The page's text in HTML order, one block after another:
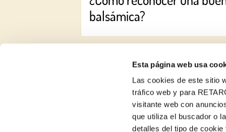
Esta página web usa
Las cookies de este sitio
tráfico web y para
visitante web con
que utiliza el buscador o
detalles del tipo de
balsámica?